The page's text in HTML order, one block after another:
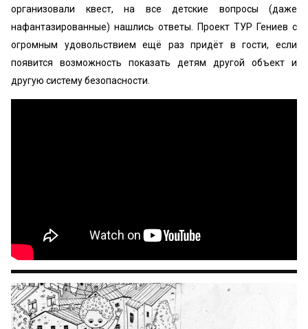
организовали квест, на все детские вопросы (даже
нафантазированные) нашлись ответы. Проект ТУР Гениев с
огромным удовольствием ещё раз придёт в гости, если
появится возможность показать детям другой объект и
другую систему безопасности.